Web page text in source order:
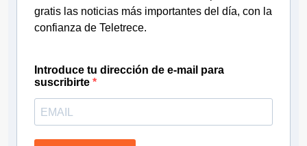
gratis las noticias más importantes del día, con la
confianza de Teletrece.
Introduce tu dirección de e-mail para
suscribirte